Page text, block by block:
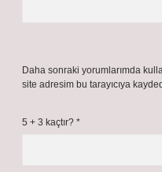
Daha sonraki yorumlarımda
site adresim bu tarayıcıya
5 + 3 kaçtır? *